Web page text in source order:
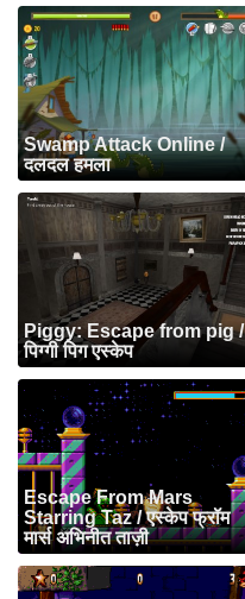
Swamp Attack Online /
दलदल हमला
Piggy: Escape from pig /
पिग्गी पिग एस्केप
Escape From Mars
Starring Taz / एस्केप फ्रॉम
मार्स अभिनीत ताज़ी